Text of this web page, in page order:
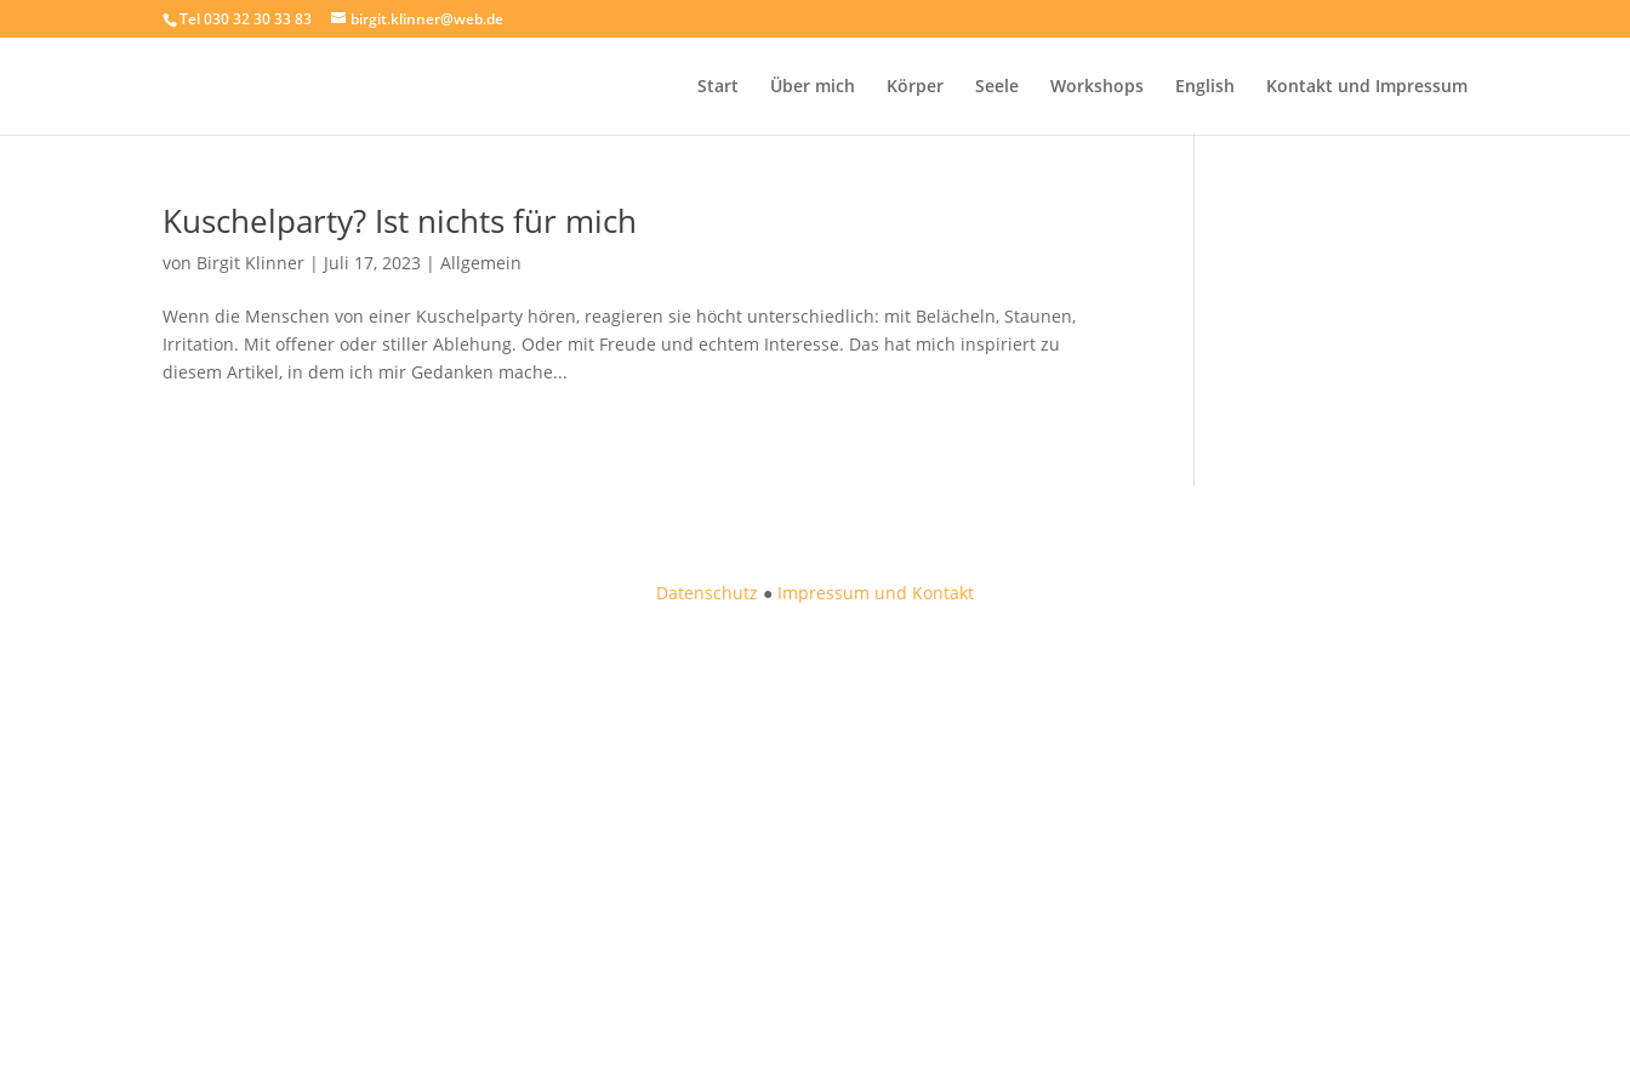
Tel 030 32 30 33 83 birgit.klinner@web.de
Start Über mich Körper Seele Workshops English Kontakt und Impressum
Kuschelparty? Ist nichts für mich
von Birgit Klinner | Juli 17, 2023 |Allgemein
Wenn die Menschen von einer Kuschelparty hören, reagieren sie höcht unterschiedlich: mit Belächeln, Staunen,
Irritation. Mit offener oder stiller Ablehung. Oder mit Freude und echtem Interesse. Das hat mich inspiriert zu
diesem Artikel, in dem ich mir Gedanken mache...
Datenschutz ● Impressum und Kontakt